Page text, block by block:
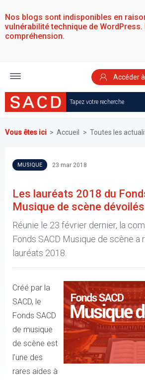
au
contenu
principal
Nos blogs sont indisponibles en
vulnérabilité technique de
compréhension.
Accéder
Vous êtes ici Accueil Toutes les
MUSIQUE 23 mar 2018
Les lauréats 2018 du
Musique de scène dévoilés
Réunie le 23 février dernier, la
Fonds SACD Musique de scène a
lauréats 2018.
Créé par la
SACD, le
Fonds SACD
de musique
de scène est
l’une des
rares aides à